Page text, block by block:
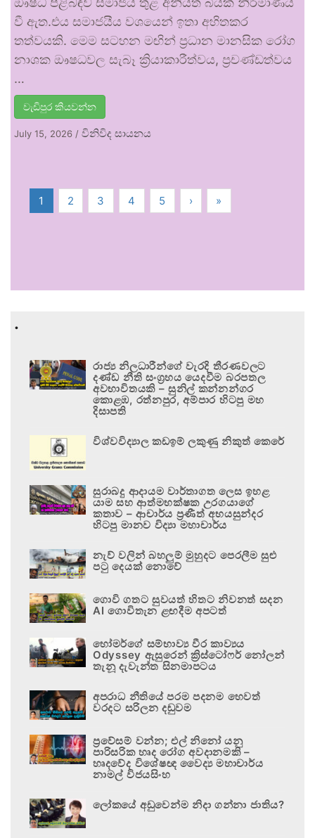
වී ඇත.එය සමාජයීය වශයෙන් ඉතා අහිතකර
තත්වයකි. මෙම සටහන මඟින් ප්‍රධාන මානසික රෝග
නාශක ඖෂධවල සැබෑ ක්‍රියාකාරීත්වය, ප්‍රචණ්ඩත්වය
…
වැඩිපුර කියවන්න
July 15, 2026 / විනිවිද සායනය
1 2 3 4 5 › »
.
රාජ්‍ය නිලධාරීන්ගේ වැරදි තීරණවලට
දණ්ඩ නීති සංග්‍රහය යෙදවීම බරපතල
අවභාවිතයකි – සුනිල් කන්නන්ගර
කොළඹ, රත්නපුර, අම්පාර හිටපු මහ
දිසාපති
විශ්වවිද්‍යාල කඩඉම් ලකුණු නිකුත් කෙරේ
සුරාබදු ආදායම වාර්තාගත ලෙස ඉහළ
යාම සහ ආත්මභක්ෂක උරගයාගේ
කතාව – ආචාර්ය ප්‍රණීත් අභයසුන්දර
හිටපු මානව විද්‍යා මහාචාර්ය
නැව් වලින් බහලුම් මුහුදට පෙරලීම සුළු
පටු දෙයක් නොවේ
ගොවි ගතට සුවයත් හිතට නිවනත් සදන
AI ගොවිතැන ළඟදීම අපටත්
හෝමර්ගේ සම්භාව්‍ය වීර කාව්‍යය
Odyssey ඇසුරෙන් ක්‍රිස්ටෝෆර් නෝලන්
තැනූ දැවැන්ත සිනමාපටය
අපරාධ නීතියේ පරම පදනම හෙවත්
වරදට සරිලන දඬුවම
ප්‍රවේසම් වන්න; එල් නිනෝ යනු
පාරිසරික හෘද රෝග අවදානමකි –
හෘදවේද විශේෂඥ වෛද්‍ය මහාචාර්ය
නාමල් විජයසිංහ
ලෝකයේ අඩුවෙන්ම නිදා ගන්නා ජාතිය?